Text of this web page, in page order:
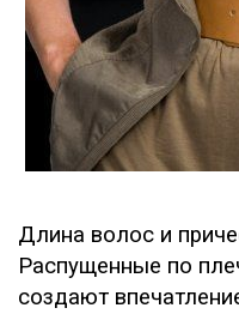
Длина волос и
Распущенные по
создают